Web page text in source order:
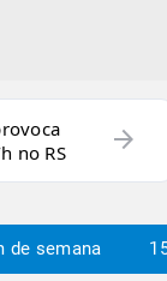
no RS
arrow_forward
de semana